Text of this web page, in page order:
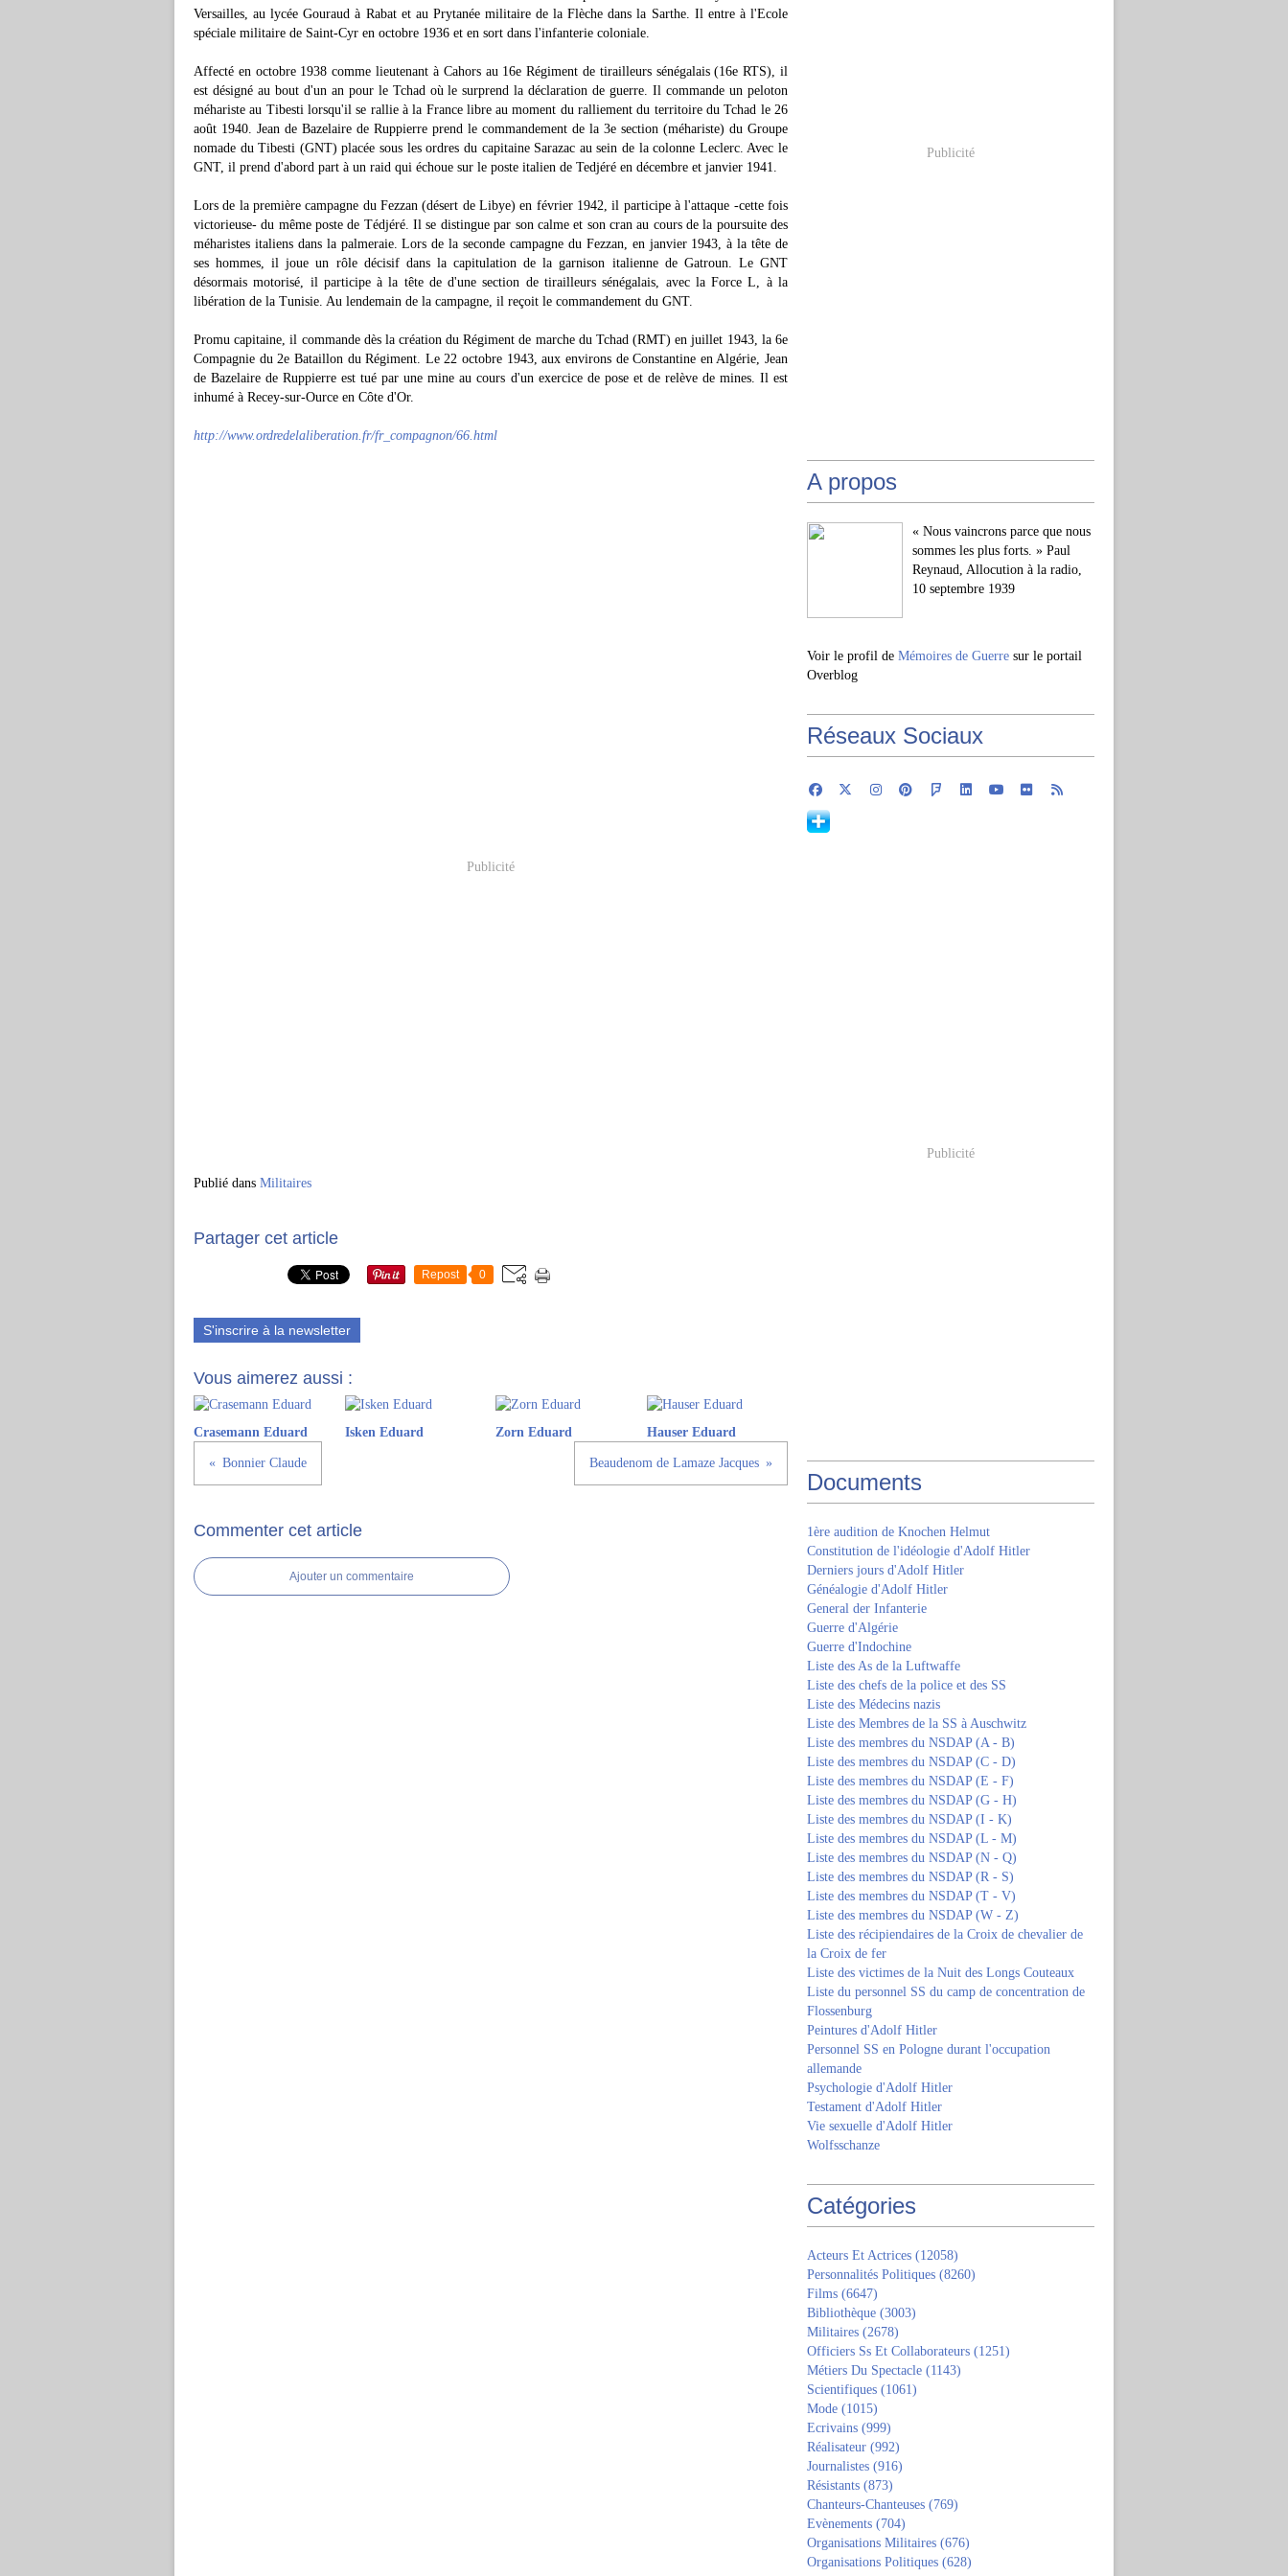
Versailles, au lycée Gouraud à Rabat et au Prytanée militaire de la Flèche dans la Sarthe. Il entre à l'Ecole
spéciale militaire de Saint-Cyr en octobre 1936 et en sort dans l'infanterie coloniale.
Affecté en octobre 1938 comme lieutenant à Cahors au 16e Régiment de tirailleurs sénégalais (16e RTS), il
est désigné au bout d'un an pour le Tchad où le surprend la déclaration de guerre. Il commande un peloton
méhariste au Tibesti lorsqu'il se rallie à la France libre au moment du ralliement du territoire du Tchad le 26
août 1940. Jean de Bazelaire de Ruppierre prend le commandement de la 3e section (méhariste) du Groupe
nomade du Tibesti (GNT) placée sous les ordres du capitaine Sarazac au sein de la colonne Leclerc. Avec le
GNT, il prend d'abord part à un raid qui échoue sur le poste italien de Tedjéré en décembre et janvier 1941.
Lors de la première campagne du Fezzan (désert de Libye) en février 1942, il participe à l'attaque -cette fois
victorieuse- du même poste de Tédjéré. Il se distingue par son calme et son cran au cours de la poursuite des
méharistes italiens dans la palmeraie. Lors de la seconde campagne du Fezzan, en janvier 1943, à la tête de
ses hommes, il joue un rôle décisif dans la capitulation de la garnison italienne de Gatroun. Le GNT
désormais motorisé, il participe à la tête de d'une section de tirailleurs sénégalais, avec la Force L, à la
libération de la Tunisie. Au lendemain de la campagne, il reçoit le commandement du GNT.
Promu capitaine, il commande dès la création du Régiment de marche du Tchad (RMT) en juillet 1943, la 6e
Compagnie du 2e Bataillon du Régiment. Le 22 octobre 1943, aux environs de Constantine en Algérie, Jean
de Bazelaire de Ruppierre est tué par une mine au cours d'un exercice de pose et de relève de mines. Il est
inhumé à Recey-sur-Ource en Côte d'Or.
http://www.ordredelaliberation.fr/fr_compagnon/66.html
Publicité
Publié dans Militaires
Partager cet article
Repost 0
S'inscrire à la newsletter
Vous aimerez aussi :
Crasemann Eduard Isken Eduard Zorn Eduard Hauser Eduard
Bonnier Claude Beaudenom de Lamaze Jacques
Commenter cet article
Ajouter un commentaire
Publicité
A propos
« Nous vaincrons parce que nous
sommes les plus forts. » Paul
Reynaud, Allocution à la radio,
10 septembre 1939
Voir le profil de Mémoires de Guerre sur le portail
Overblog
Réseaux Sociaux
Publicité
Documents
1ère audition de Knochen Helmut
Constitution de l'idéologie d'Adolf Hitler
Derniers jours d'Adolf Hitler
Généalogie d'Adolf Hitler
General der Infanterie
Guerre d'Algérie
Guerre d'Indochine
Liste des As de la Luftwaffe
Liste des chefs de la police et des SS
Liste des Médecins nazis
Liste des Membres de la SS à Auschwitz
Liste des membres du NSDAP (A - B)
Liste des membres du NSDAP (C - D)
Liste des membres du NSDAP (E - F)
Liste des membres du NSDAP (G - H)
Liste des membres du NSDAP (I - K)
Liste des membres du NSDAP (L - M)
Liste des membres du NSDAP (N - Q)
Liste des membres du NSDAP (R - S)
Liste des membres du NSDAP (T - V)
Liste des membres du NSDAP (W - Z)
Liste des récipiendaires de la Croix de chevalier de
la Croix de fer
Liste des victimes de la Nuit des Longs Couteaux
Liste du personnel SS du camp de concentration de
Flossenburg
Peintures d'Adolf Hitler
Personnel SS en Pologne durant l'occupation
allemande
Psychologie d'Adolf Hitler
Testament d'Adolf Hitler
Vie sexuelle d'Adolf Hitler
Wolfsschanze
Catégories
Acteurs Et Actrices (12058)
Personnalités Politiques (8260)
Films (6647)
Bibliothèque (3003)
Militaires (2678)
Officiers Ss Et Collaborateurs (1251)
Métiers Du Spectacle (1143)
Scientifiques (1061)
Mode (1015)
Ecrivains (999)
Réalisateur (992)
Journalistes (916)
Résistants (873)
Chanteurs-Chanteuses (769)
Evènements (704)
Organisations Militaires (676)
Organisations Politiques (628)